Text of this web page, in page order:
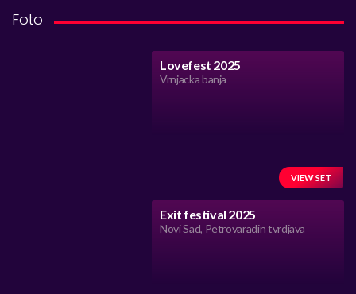
Foto
Lovefest 2025
Vrnjacka banja
VIEW SET
Exit festival 2025
Novi Sad, Petrovaradin tvrdjava